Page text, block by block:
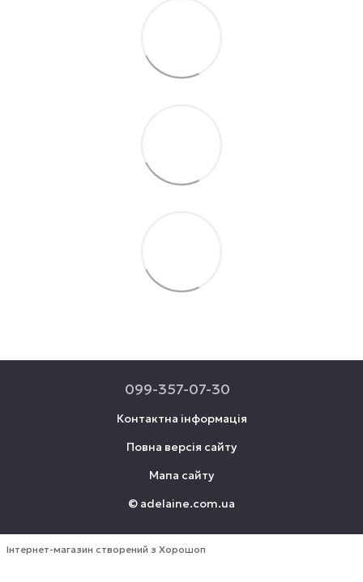
099-357-07-30
Контактна інформація
Повна версія сайту
Мапа сайту
© adelaine.com.ua
Інтернет-магазин створений з Хорошоп